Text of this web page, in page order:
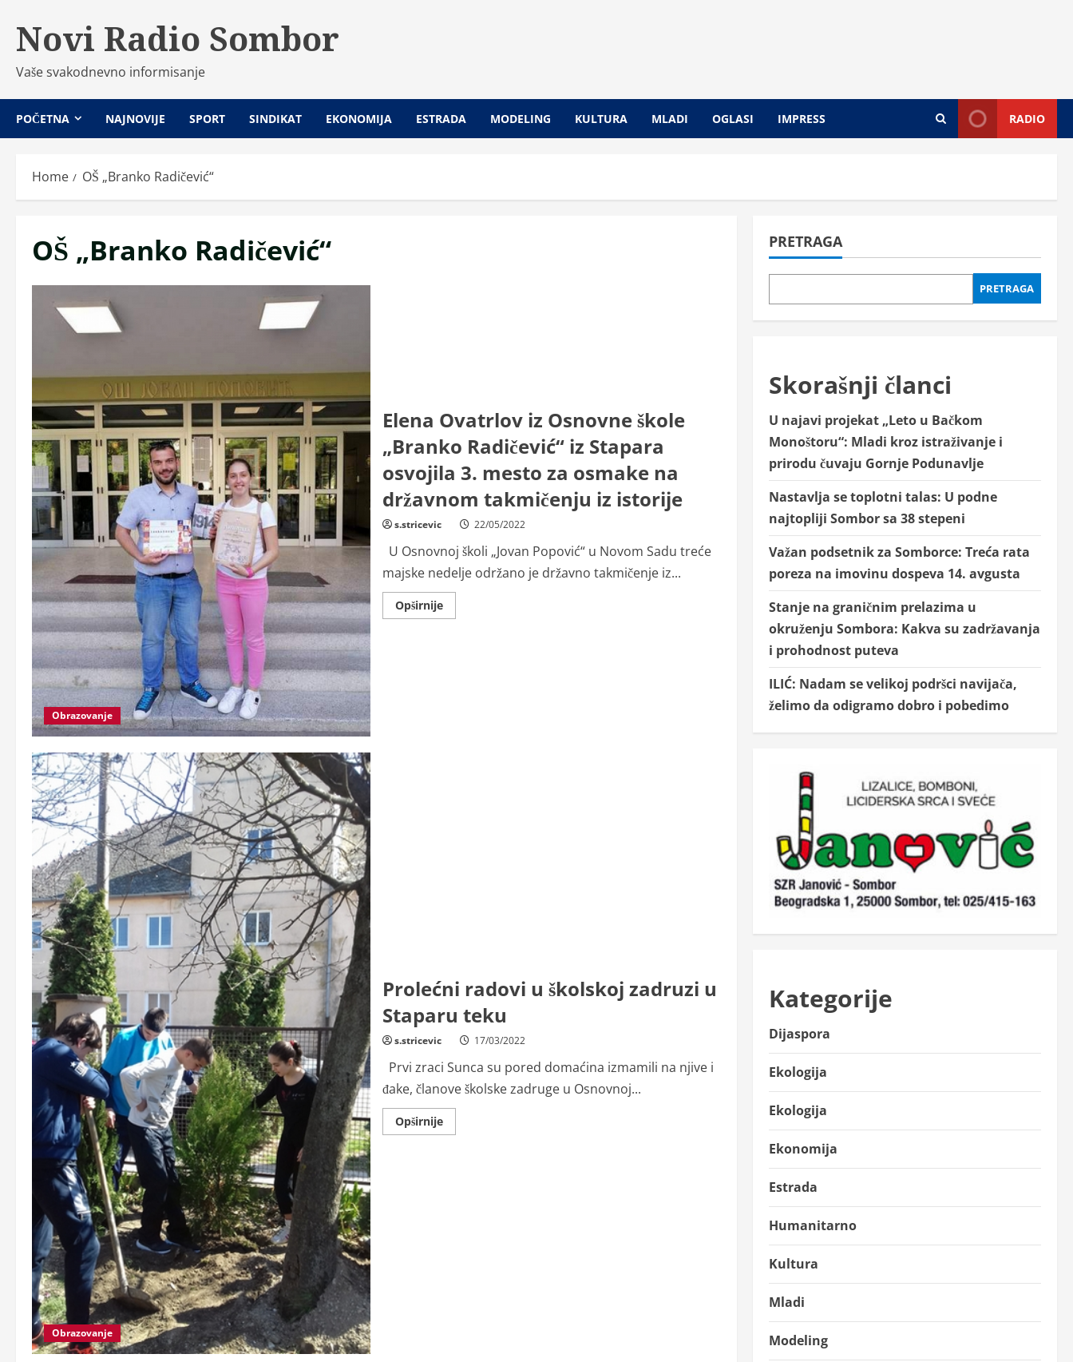
content
Novi Radio Sombor
Vaše svakodnevno informisanje
POČETNA NAJNOVIJE SPORT SINDIKAT EKONOMIJA ESTRADA MODELING KULTURA MLADI OGLASI IMPRESS RADIO
Home OŠ „Branko Radičević“
OŠ „Branko Radičević“
Obrazovanje
Elena Ovatrlov iz Osnovne škole
„Branko Radičević“ iz Stapara
osvojila 3. mesto za osmake na
državnom takmičenju iz istorije
s.stricevic 22/05/2022
U Osnovnoj školi „Jovan Popović“ u Novom Sadu treće
majske nedelje održano je državno takmičenje iz...
OpširnijeRead
more
Obrazovanje
Prolećni radovi u školskoj zadruzi u
Staparu teku
s.stricevic 17/03/2022
Prvi zraci Sunca su pored domaćina izmamili na njive i
đake, članove školske zadruge u Osnovnoj...
OpširnijeRead
more
PRETRAGA
PRETRAGA
Skorašnji članci
U najavi projekat „Leto u Bačkom
Monoštoru“: Mladi kroz istraživanje i
prirodu čuvaju Gornje Podunavlje
Nastavlja se toplotni talas: U podne
najtopliji Sombor sa 38 stepeni
Važan podsetnik za Somborce: Treća rata
poreza na imovinu dospeva 14. avgusta
Stanje na graničnim prelazima u
okruženju Sombora: Kakva su zadržavanja
i prohodnost puteva
ILIĆ: Nadam se velikoj podršci navijača,
želimo da odigramo dobro i pobedimo
Kategorije
Dijaspora
Ekologija
Ekologija
Ekonomija
Estrada
Humanitarno
Kultura
Mladi
Modeling